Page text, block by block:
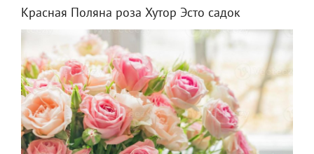
Красная Поляна роза Хутор Эсто садок